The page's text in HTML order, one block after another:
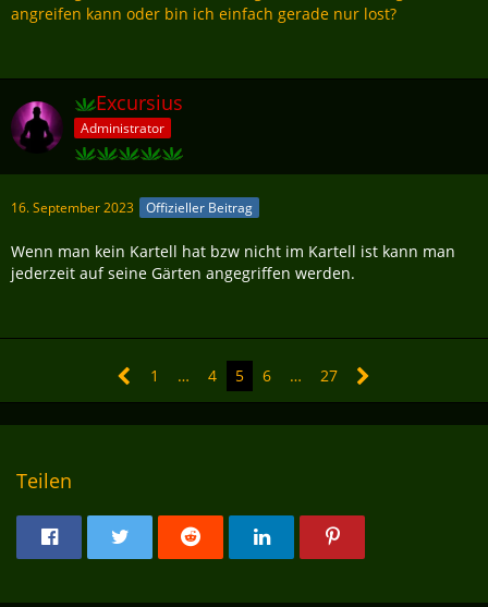
angreifen kann oder bin ich einfach gerade nur lost?
Excursius
Administrator
16. September 2023 Offizieller Beitrag
Wenn man kein Kartell hat bzw nicht im Kartell ist kann man
jederzeit auf seine Gärten angegriffen werden.
1 … 4 5 6 … 27
Teilen